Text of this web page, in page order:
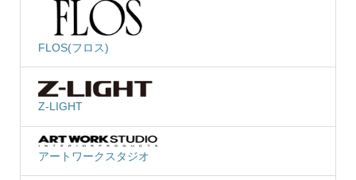
FLOS(フロス)
Z-LIGHT
アートワークスタジオ